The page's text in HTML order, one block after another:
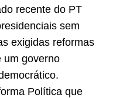
recente do PT
sem
exigidas reformas
um governo
Política que